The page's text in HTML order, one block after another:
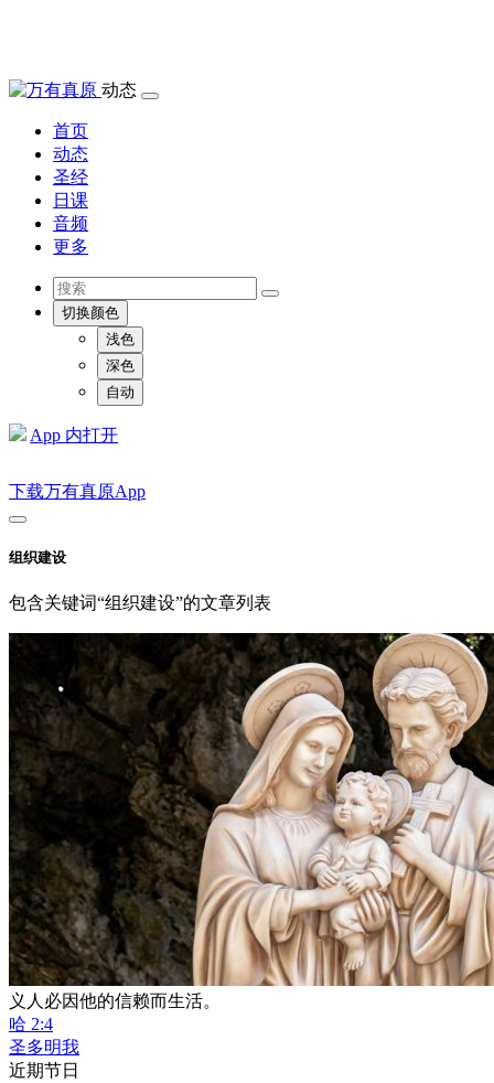
动态
首页
动态
圣经
日课
音频
更多
切换颜色
浅色
深色
自动
App 内打开
下载万有真原App
组织建设
包含关键词“组织建设”的文章列表
义人必因他的信赖而生活。
哈 2:4
圣多明我
近期节日